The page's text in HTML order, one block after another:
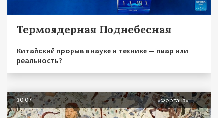
Термоядерная Поднебесная
Китайский прорыв в науке и технике — пиар или
реальность?
30.07 «Фергана»